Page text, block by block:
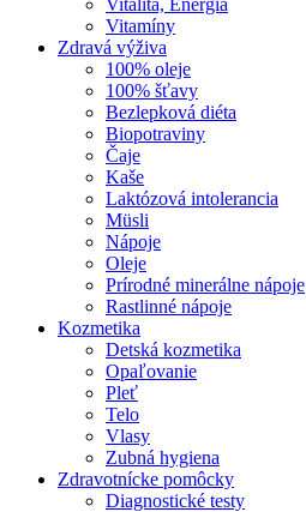
Vitalita, Energia
Vitamíny
Zdravá výživa
100% oleje
100% šťavy
Bezlepková diéta
Biopotraviny
Čaje
Kaše
Laktózová intolerancia
Müsli
Nápoje
Oleje
Prírodné minerálne nápoje
Rastlinné nápoje
Kozmetika
Detská kozmetika
Opaľovanie
Pleť
Telo
Vlasy
Zubná hygiena
Zdravotnícke pomôcky
Diagnostické testy